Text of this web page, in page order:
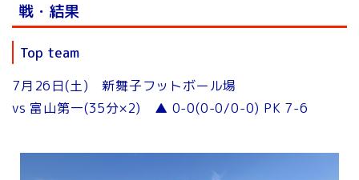
戦・結果
Top team
7月26日(土) 新舞子フットボール場
vs 富山第一(35分×2) ▲ 0-0(0-0/0-0) PK 7-6